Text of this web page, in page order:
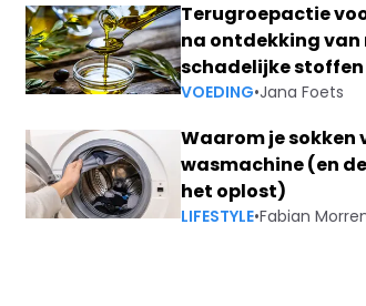
Terugroepactie
na ontdekking
schadelijke stoffen
VOEDING•Jana Foets
Waarom je sokken
wasmachine (en
het oplost)
LIFESTYLE•Fabian